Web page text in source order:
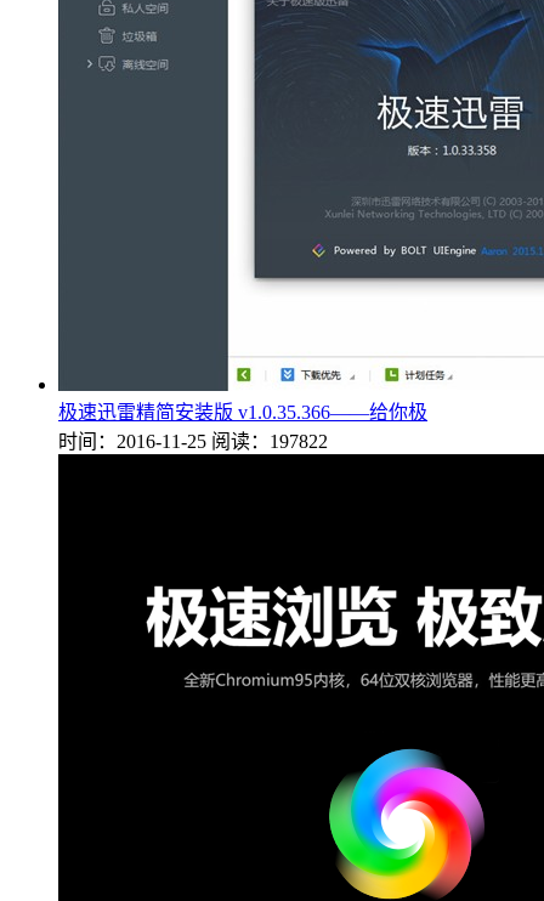
极速迅雷精简安装版 v1.0.35.366——给你极
时间：2016-11-25 阅读：197822